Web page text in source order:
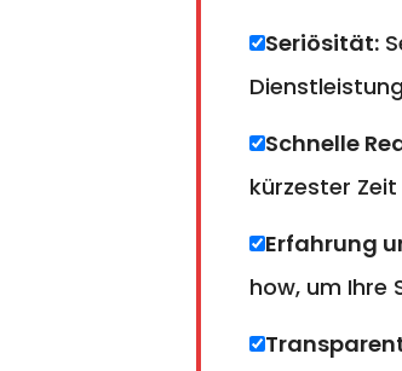
Seriösität:
Schnelle
kürzester
Erfahrung
how, um Ihre